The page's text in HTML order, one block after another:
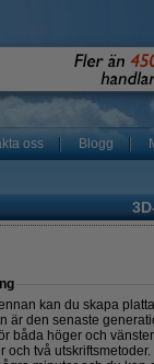
oss Blogg
kan du skapa
är den senaste
båda höger och
och två